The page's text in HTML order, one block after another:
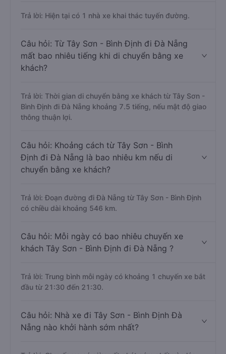
Trả lời: Hiện tại có 1 nhà xe khai thác tuyến đường.
Câu hỏi: Từ Tây Sơn - Bình Định đi Đà Nẵng
mất bao nhiêu tiếng khi di chuyển bằng xe
khách?
Trả lời: Thời gian di chuyển bằng xe khách từ Tây Sơn -
Bình Định đi Đà Nẵng khoảng 7.5 tiếng, nếu mật độ giao
thông thuận lợi.
Câu hỏi: Khoảng cách từ Tây Sơn - Bình
Định đi Đà Nẵng là bao nhiêu km nếu di
chuyển bằng xe khách?
Trả lời: Đoạn đường đi Đà Nẵng từ Tây Sơn - Bình Định
có chiều dài khoảng 546 km.
Câu hỏi: Mỗi ngày có bao nhiêu chuyến xe
khách Tây Sơn - Bình Định đi Đà Nẵng ?
Trả lời: Trung bình mỗi ngày có khoảng 1 chuyến xe bắt
đầu từ 21:30 đến 21:30.
Câu hỏi: Nhà xe đi Tây Sơn - Bình Định Đà
Nẵng nào khởi hành sớm nhất?